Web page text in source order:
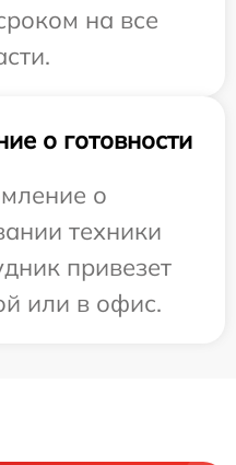
на все
о готовности
о
техники
привезет
или в офис.